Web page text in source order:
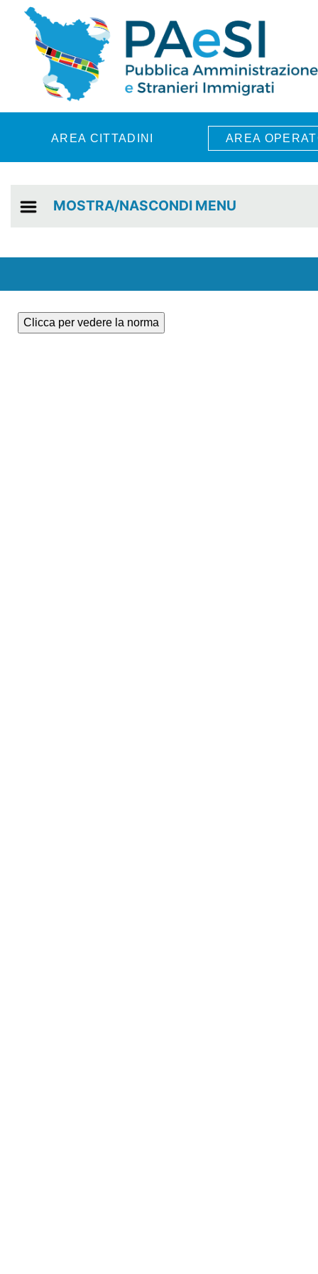
Skip to main content
AREA CITTADINI AREA
MOSTRA/NASCONDI MENU
Clicca per vedere la norma